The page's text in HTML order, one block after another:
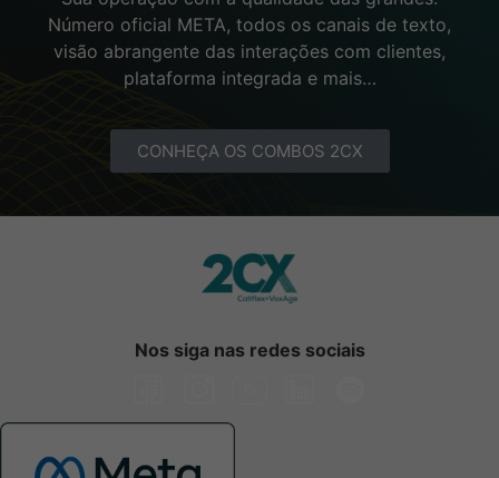
Número oficial META, todos os canais de texto,
visão abrangente das interações com clientes,
plataforma integrada e mais…
CONHEÇA OS COMBOS 2CX
Nos siga nas redes sociais